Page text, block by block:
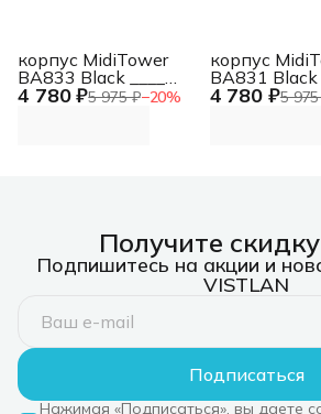
4 780 ₽5 975 ₽−20%
корпус MidiTower
BA833 Black ____
U3.0*2+A(HD) ATX,
4 780 ₽5
корпус
BA831 Black
Получите
Подпишитесь на акции и
VISTLAN
Подписаться
Нажимая «Подписаться», вы даете